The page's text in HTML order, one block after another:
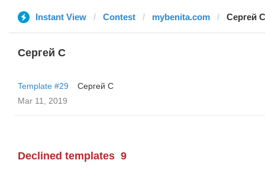
Instant View Contest mybenita.com Сергей С
Сергей С
Template #29
Сергей С
Mar 11, 2019
Declined templates 9